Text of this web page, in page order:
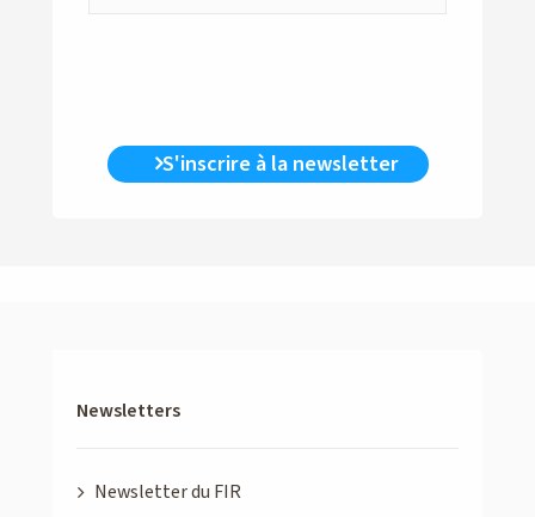
S'inscrire à la newsletter
Newsletters
Newsletter du FIR